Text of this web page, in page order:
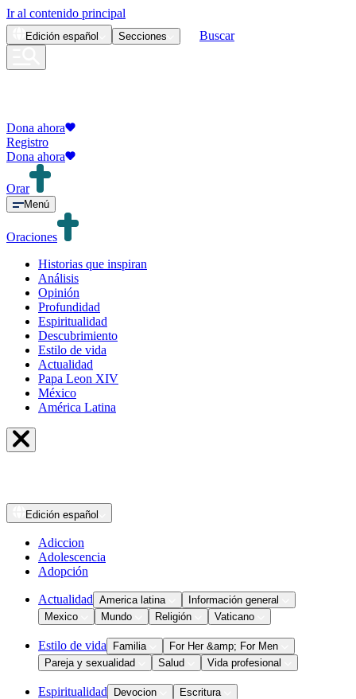
Ir al contenido principal
Edición español Secciones Buscar
Dona ahora
Registro
Dona ahora
Orar
Menú
Oraciones
Historias que inspiran
Análisis
Opinión
Profundidad
Espiritualidad
Descubrimiento
Estilo de vida
Actualidad
Papa Leon XIV
México
América Latina
Edición español
Adiccion
Adolescencia
Adopción
Actualidad America latina
Información general
Mexico
Mundo Religión Vaticano
Estilo de vida Familia
For Her &amp; For Men
Pareja y sexualidad
Salud Vida profesional
Espiritualidad Devocion
Escritura